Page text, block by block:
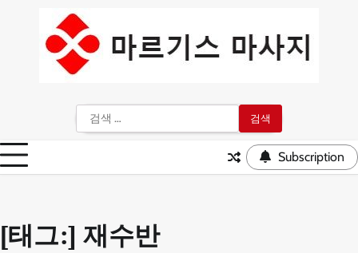
색:
Subscription
[태그:] 재수반